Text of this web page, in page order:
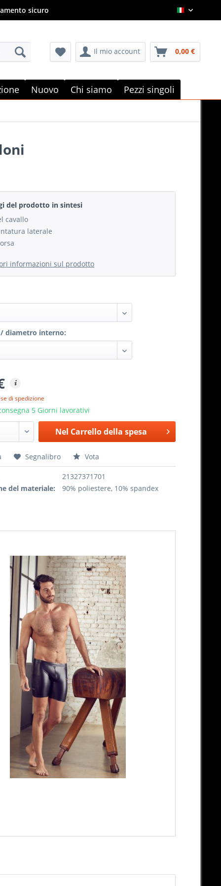
sicuro Italian
Il mio account 0,00 €
Nuovo Chi siamo Pezzi singoli
del prodotto in sintesi
cavallo
laterale
informazioni sul prodotto
diametro interno:
di spedizione
5 Giorni lavorativi
Nel Carrello della spesa
Segnalibro Vota
21327371701
del materiale:
90% poliestere, 10% spandex